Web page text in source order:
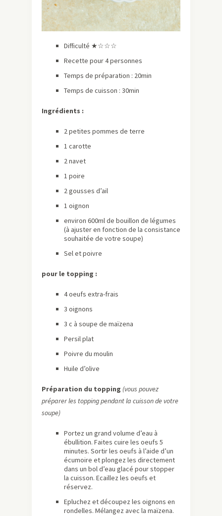
Difficulté ★☆☆☆
Recette pour 4 personnes
Temps de préparation : 20min
Temps de cuisson : 30min
Ingrédients :
2 petites pommes de terre
1 carotte
2 navet
1 poire
2 gousses d’ail
1 oignon
environ 600ml de bouillon de légumes
(à ajuster en fonction de la consistance
souhaitée de votre soupe)
Sel et poivre
pour le topping :
4 oeufs extra-frais
3 oignons
3 c à soupe de maïzena
Persil plat
Poivre du moulin
Huile d’olive
Préparation du topping (vous pouvez
préparer les topping pendant la cuisson de votre
soupe)
Portez un grand volume d’eau à
ébullition. Faites cuire les oeufs 5
minutes. Sortir les oeufs à l’aide d’un
écumoire et plongez les directement
dans un bol d’eau glacé pour stopper
la cuisson. Ecaillez les oeufs et
réservez.
Epluchez et découpez les oignons en
rondelles. Mélangez avec la maïzena.